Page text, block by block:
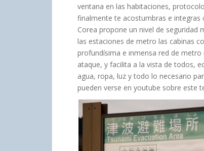
ventana en las habitaciones,
finalmente te acostumbras e
Corea propone un nivel de seguridad
las estaciones de metro las cabinas
profundísima e inmensa red de metro
ataque, y facilita a la vista de todos,
agua, ropa, luz y todo lo necesario
pueden verse en youtube sobre este